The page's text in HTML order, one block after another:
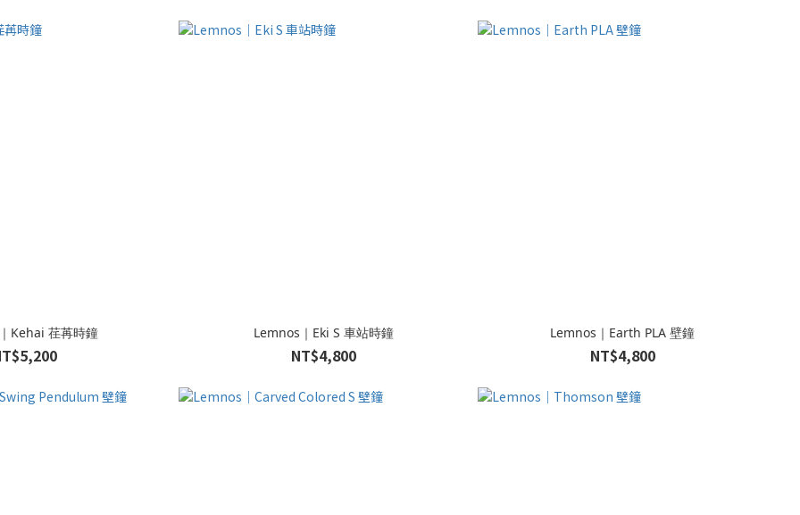
Kehai 荏苒時鐘 Lemnos｜Eki S 車站時鐘
NT$4,800
Lemnos｜Earth PLA 壁鐘
NT$4,800